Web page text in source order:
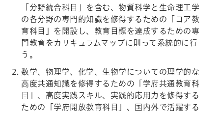
「分野統合科目」を含む、物質科学と生命理工学
の各分野の専門的知識を修得するための「コア教
育科目」を開設し、教育目標を達成するための専
門教育をカリキュラムマップに則って系統的に行
う。
数学、物理学、化学、生物学についての理学的な
高度共通知識を修得するための「学府共通教育科
目」、高度実践スキル、実践的応用力を修得する
ための「学府開放教育科目」、国内外で活躍する